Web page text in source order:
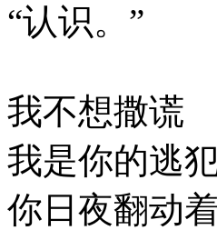
“认识。”
我不想撒谎
我是你的逃
你日夜翻动